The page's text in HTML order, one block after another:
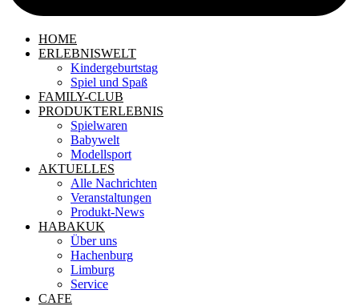
HOME
ERLEBNISWELT
Kindergeburtstag
Spiel und Spaß
FAMILY-CLUB
PRODUKTERLEBNIS
Spielwaren
Babywelt
Modellsport
AKTUELLES
Alle Nachrichten
Veranstaltungen
Produkt-News
HABAKUK
Über uns
Hachenburg
Limburg
Service
CAFE